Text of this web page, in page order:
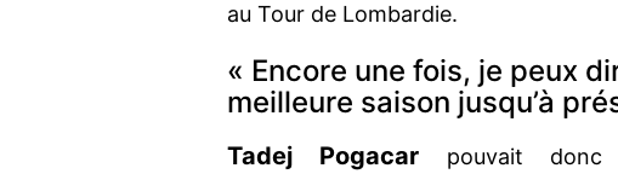
au Tour de Lombardie.
« Encore une fois, je peux
meilleure saison jusqu’à
Tadej Pogacar pouvait donc